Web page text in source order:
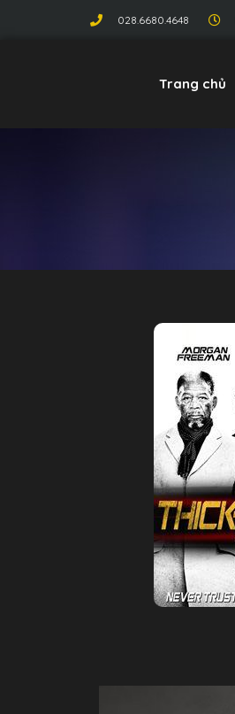
028.6680.4648
Trang chủ